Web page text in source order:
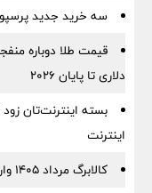
سه خرید جدید
دلاری تا پایان ۲۰۲۶
بسته اینترنت‌تان
اینترنت
کالابرگ مرداد ۱۴۰۵ واریز شد + جدول زمان و مبلغ کالابرگ